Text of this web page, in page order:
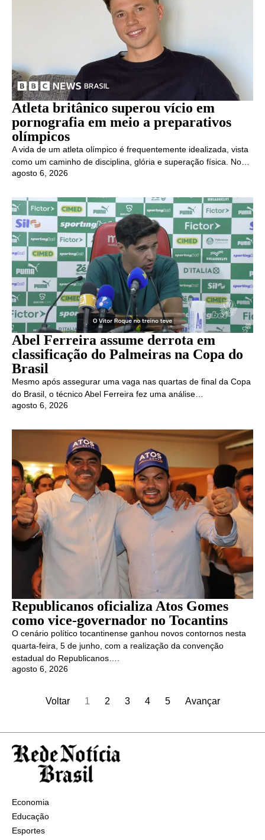
Atleta britânico superou vício em
pornografia em meio a preparativos
olímpicos
A vida de um atleta olímpico é frequentemente idealizada, vista
como um caminho de disciplina, glória e superação física. No…
agosto 6, 2026
Abel Ferreira assume derrota em
classificação do Palmeiras na Copa do
Brasil
Mesmo após assegurar uma vaga nas quartas de final da Copa
do Brasil, o técnico Abel Ferreira fez uma análise…
agosto 6, 2026
Republicanos oficializa Atos Gomes
como vice-governador no Tocantins
O cenário político tocantinense ganhou novos contornos nesta
quarta-feira, 5 de junho, com a realização da convenção
estadual do Republicanos….
agosto 6, 2026
Voltar 1 2 3 4 5 Avançar
Economia
Educação
Esportes